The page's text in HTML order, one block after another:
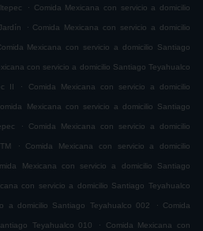
. Comida Mexicana con servicio a domicilio
. Comida Mexicana con servicio a domicilio
Mexicana con servicio a domicilio Santiago
con servicio a domicilio Santiago Teyahualco
II . Comida Mexicana con servicio a domicilio
Mexicana con servicio a domicilio Santiago
. Comida Mexicana con servicio a domicilio
. Comida Mexicana con servicio a domicilio
Mexicana con servicio a domicilio Santiago
con servicio a domicilio Santiago Teyahualco
a domicilio Santiago Teyahualco 002 . Comida
Teyahualco 010 . Comida Mexicana con